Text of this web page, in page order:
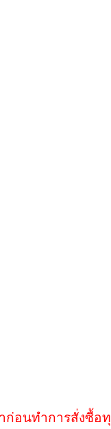
อนทำการสั่งซื้อ